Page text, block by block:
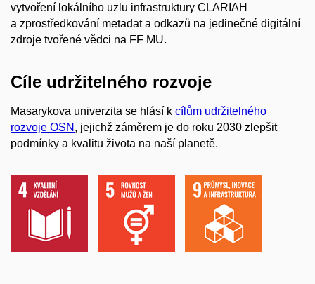
vytvoření lokálního uzlu infrastruktury CLARIAH
a zprostředkování metadat a odkazů na jedinečné digitální
zdroje tvořené vědci na FF MU.
Cíle udržitelného rozvoje
Masarykova univerzita se hlásí k cílům udržitelného
rozvoje OSN , jejichž záměrem je do roku 2030 zlepšit
podmínky a kvalitu života na naší planetě.